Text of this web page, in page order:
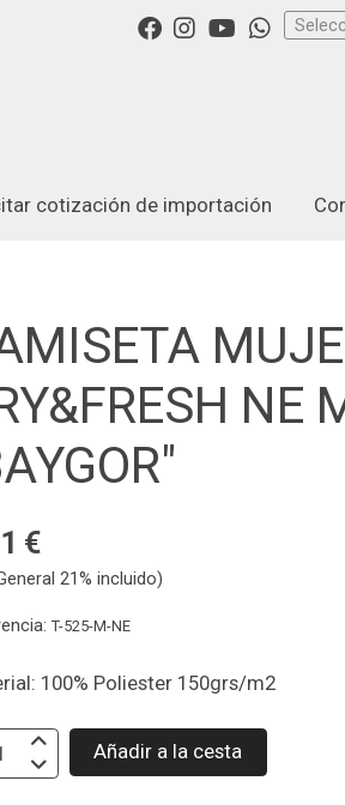
cotización de importación
NE
€
21% incluido)
T-525-M-NE
100% Poliester 150grs/m2
Añadir a la cesta